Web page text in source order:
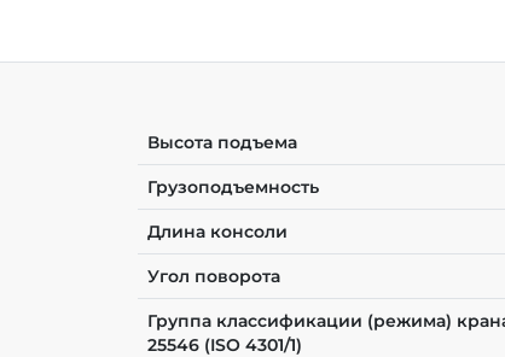
Высота подъема
Грузоподъемность
Длина консоли
Угол поворота
Группа классификации (режима)
25546 (ISO 4301/1)